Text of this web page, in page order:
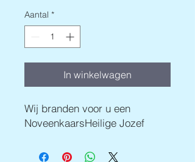
Aantal *
In winkelwagen
Wij branden voor u een
NoveenkaarsHeilige Jozef